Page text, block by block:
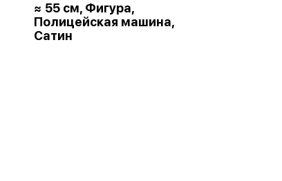
≈ 55 см, Фигура,
Полицейская машина,
Сатин